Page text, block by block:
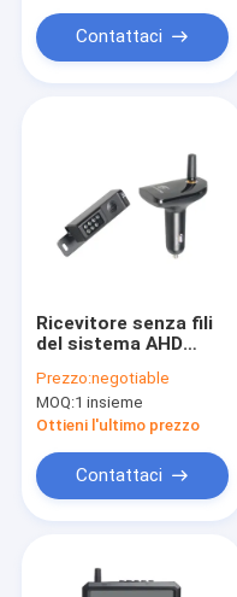
Prodotti
Contattaci
Ricevitore senza fili
del sistema AHD
fotografica di
retrovisore del
camion impermeabile
Prezzo:negotiable
MOQ:1 insieme
Ottieni l'ultimo prezzo
Contattaci